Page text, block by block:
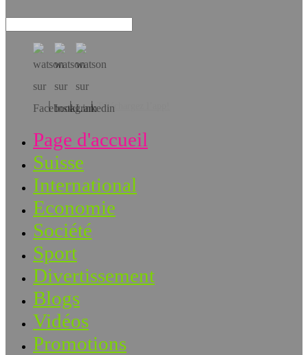
Téléchargez l’app!
Page d'accueil
Suisse
International
Economie
Société
Sport
Divertissement
Blogs
Vidéos
Promotions